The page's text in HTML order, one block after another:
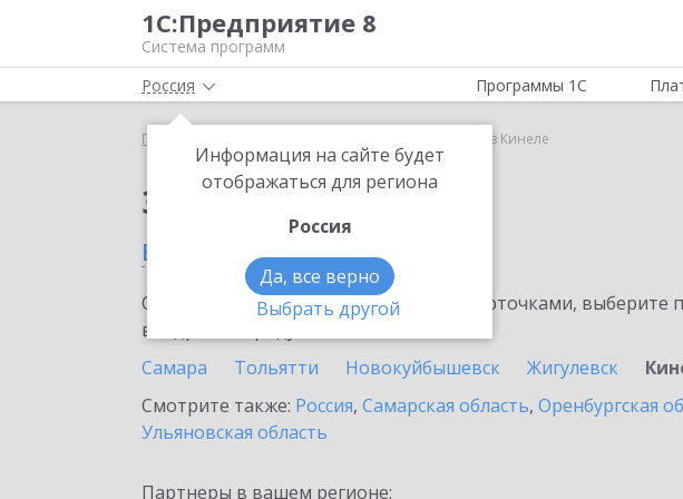
1С:Предприятие 8
Система программ
Россия
Информация на сайте будет
отображаться для региона
Россия
Да, все верно
Выбрать другой
Программы 1С
Главная 1С:Кредит в Кинеле
Заказать 1С:Кредит
в Кинеле
Ознакомьтесь с информационными карточками, выберите
внедрение продукта.
Самара
Тольятти Новокуйбышевск Жигулевск
Смотрите также: Россия, Самарская область, Оренбургская
Ульяновская область
Партнеры в вашем регионе: